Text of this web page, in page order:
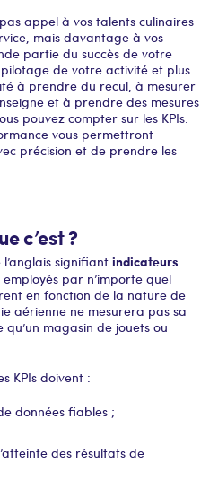
appel à vos talents culinaires
mais davantage à vos
partie du succès de votre
de votre activité et plus
à prendre du recul, à mesurer
et à prendre des mesures
pouvez compter sur les KPIs.
vous permettront
précision et de prendre les
c’est ?
l’anglais signifiant indicateurs
employés par n’importe quel
en fonction de la nature de
aérienne ne mesurera pas sa
magasin de jouets ou
KPIs doivent :
données fiables ;
des résultats de